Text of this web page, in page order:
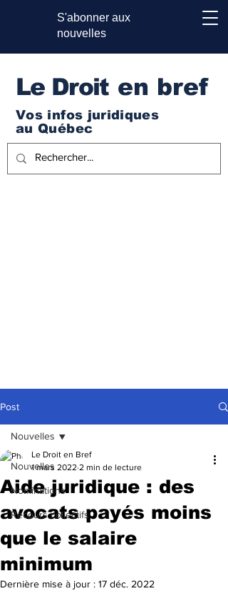
S'abonner aux
nouvelles
Le Droit en bref
Vos infos juridiques
au Québec
Post
Nouvelles
Nominations
Recours collectifs
Nouvelles
Aide juridique : des
avocats payés moins
que le salaire
minimum
Le Droit en Bref
1 mars 2022 2 min de lecture
Dernière mise à jour : 17 déc. 2022